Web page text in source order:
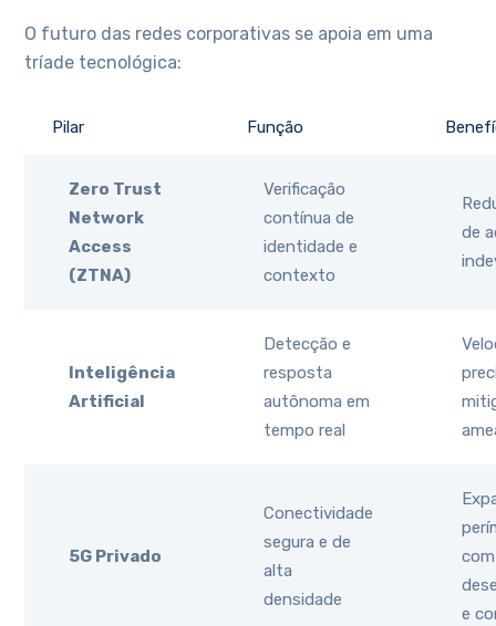
O futuro das redes corporativas se apoia em uma
tríade tecnológica:
Pilar Função
Zero Trust
Network
Access
(ZTNA)
Verificação
contínua de
identidade e
contexto
de
Inteligência
Artificial
Detecção e
resposta
autônoma em
tempo real
5G Privado
Conectividade
segura e de
alta
densidade
com
e